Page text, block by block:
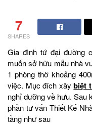
7
SHARES
Gia đình tứ đại đường
muốn sở hữu mẫu nhà
1 phòng thờ khoảng
việc. Mục đích xâybiệt
nghỉ dưỡng về hưu. Sau
phần tư vấn Thiết Kế
tầng như sau